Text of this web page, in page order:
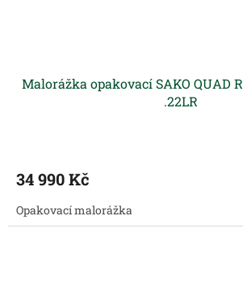
Malorážka opakovací SAKO QUAD
.22LR
34 990 Kč
Opakovací malorážka